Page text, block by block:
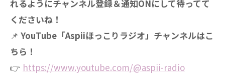
れるようにチャンネル登録＆通知ONにして待ってて
くださいね！
📌 YouTube「Aspiiほっこりラジオ」チャンネルはこ
ちら！
👉 https://www.youtube.com/@aspii-radio